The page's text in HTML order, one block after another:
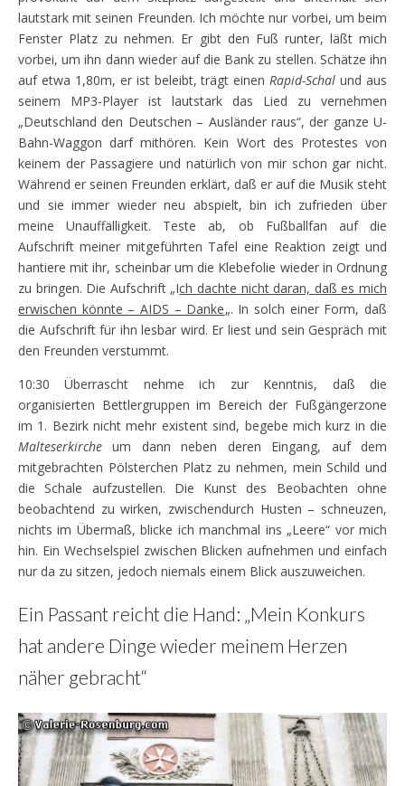
lautstark mit seinen Freunden. Ich möchte nur vorbei, um beim
Fenster Platz zu nehmen. Er gibt den Fuß runter, läßt mich
vorbei, um ihn dann wieder auf die Bank zu stellen. Schätze ihn
auf etwa 1,80m, er ist beleibt, trägt einenRapid-Schal und aus
seinem MP3-Player ist lautstark das Lied zu vernehmen
„Deutschland den Deutschen – Ausländer raus“, der ganze U-
Bahn-Waggon darf mithören. Kein Wort des Protestes von
keinem der Passagiere und natürlich von mir schon gar nicht.
Während er seinen Freunden erklärt, daß er auf die Musik steht
und sie immer wieder neu abspielt, bin ich zufrieden über
meine Unauffälligkeit. Teste ab, ob Fußballfan auf die
Aufschrift meiner mitgeführten Tafel eine Reaktion zeigt und
hantiere mit ihr, scheinbar um die Klebefolie wieder in Ordnung
zu bringen. Die Aufschrift „Ich dachte nicht daran, daß es mich
erwischen könnte – AIDS – Danke„. In solch einer Form, daß
die Aufschrift für ihn lesbar wird. Er liest und sein Gespräch mit
den Freunden verstummt.
10:30 Überrascht nehme ich zur Kenntnis, daß die
organisierten Bettlergruppen im Bereich der Fußgängerzone
im 1. Bezirk nicht mehr existent sind, begebe mich kurz in die
Malteserkirche um dann neben deren Eingang, auf dem
mitgebrachten Pölsterchen Platz zu nehmen, mein Schild und
die Schale aufzustellen. Die Kunst des Beobachten ohne
beobachtend zu wirken, zwischendurch Husten – schneuzen,
nichts im Übermaß, blicke ich manchmal ins „Leere“ vor mich
hin. Ein Wechselspiel zwischen Blicken aufnehmen und einfach
nur da zu sitzen, jedoch niemals einem Blick auszuweichen.
Ein Passant reicht die Hand: „Mein Konkurs
hat andere Dinge wieder meinem Herzen
näher gebracht“